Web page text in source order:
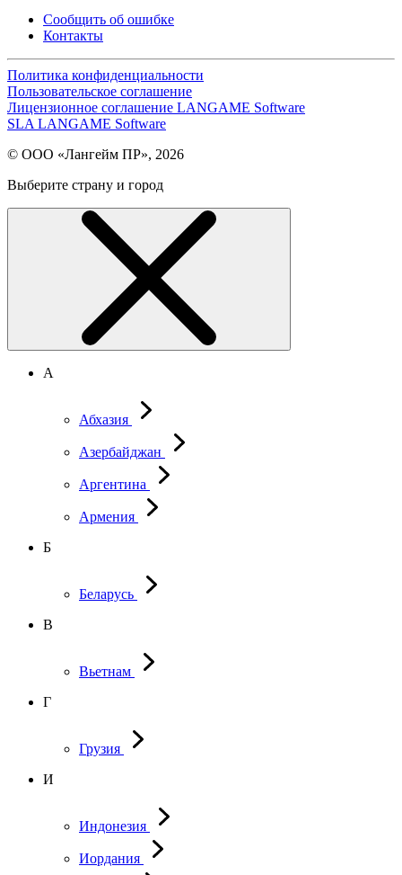
Сообщить об ошибке
Контакты
Политика конфиденциальности
Пользовательское соглашение
Лицензионное соглашение LANGAME Software
SLA LANGAME Software
© ООО «Лангейм ПР», 2026
Выберите страну и город
А
Абхазия
Азербайджан
Аргентина
Армения
Б
Беларусь
В
Вьетнам
Г
Грузия
И
Индонезия
Иордания